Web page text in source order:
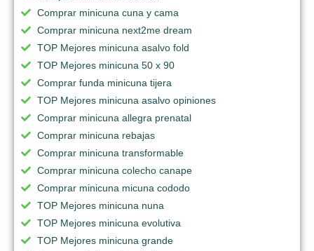
Comprar minicuna cuna y cama
Comprar minicuna next2me dream
TOP Mejores minicuna asalvo fold
TOP Mejores minicuna 50 x 90
Comprar funda minicuna tijera
TOP Mejores minicuna asalvo opiniones
Comprar minicuna allegra prenatal
Comprar minicuna rebajas
Comprar minicuna transformable
Comprar minicuna colecho canape
Comprar minicuna micuna cododo
TOP Mejores minicuna nuna
TOP Mejores minicuna evolutiva
TOP Mejores minicuna grande